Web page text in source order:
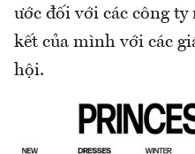
ước đối với các công
kết của mình với các
hội.